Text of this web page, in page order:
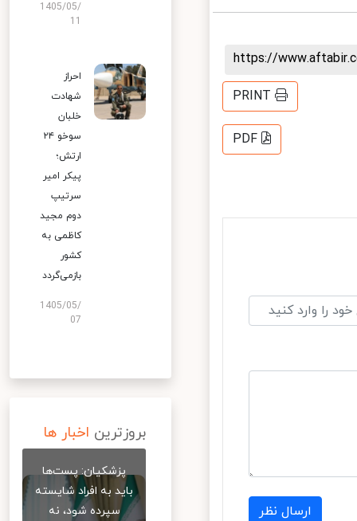
https://
PRINT
PDF
ارسال نظر
1405/05/
احراز
شهادت
خلبان
سوخو ۲۴
ارتش؛
پیکر امیر
سرتیپ
دوم مجید
کاظمی به
کشور
بازمی‌گردد
1405/05/
07
بروزترین اخبار ها
پزشکیان: پست‌ها
باید به افراد شایسته
سپرده شود، نه